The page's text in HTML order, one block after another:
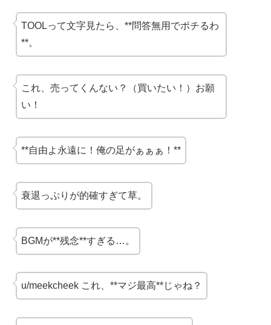
TOOLって文字見たら、**問答無用でポチるわ
**。
これ、売ってくんない？（買いたい！）お願
い！
**自由よ永遠に！俺の足がぁぁぁ！**
衰退っぷりが的確すぎて草。
BGMが**残念**すぎる…。
u/meekcheek これ、**マジ最高**じゃね？